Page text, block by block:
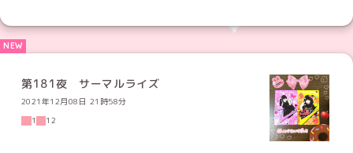
第181夜 サーマルライズ
2021年12月08日 21時58分
1
12